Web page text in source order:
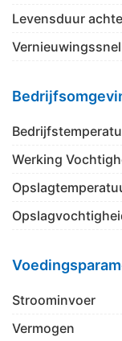
Levensduur
Werking
Stroominvoer
Vermogen